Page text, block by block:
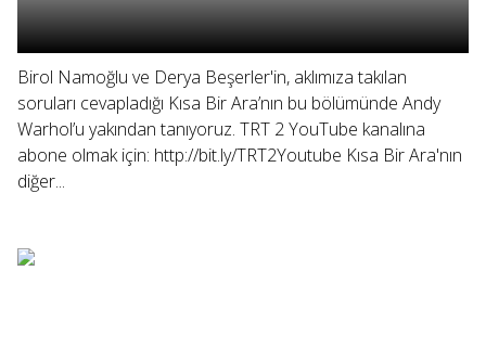
Birol Namoğlu ve Derya Beşerler'in, aklımıza takılan
soruları cevapladığı Kısa Bir Ara’nın bu bölümünde Andy
Warhol’u yakından tanıyoruz. TRT 2 YouTube kanalına
abone olmak için: http://bit.ly/TRT2Youtube Kısa Bir Ara'nın
diğer...